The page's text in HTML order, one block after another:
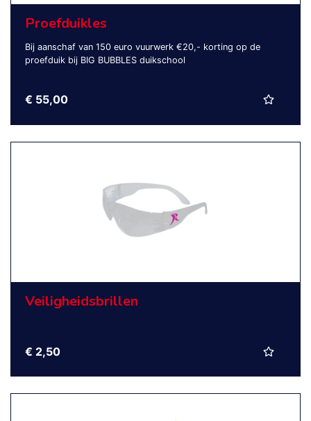
Proefduikles
Bij aanschaf van 150 euro vuurwerk €20,- korting op de
proefduik bij BIG BUBBLES duikschool
€ 55,00
Veiligheidsbrillen
€ 2,50